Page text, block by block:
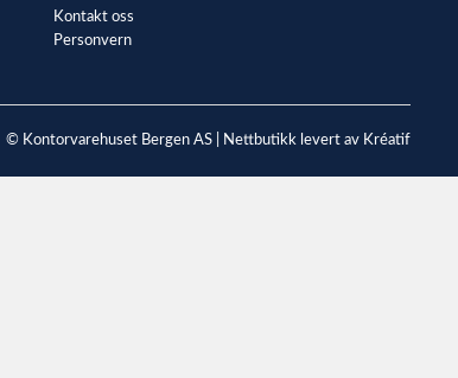
Kontakt oss
Personvern
© Kontorvarehuset Bergen AS | Nettbutikk levert av Kréatif